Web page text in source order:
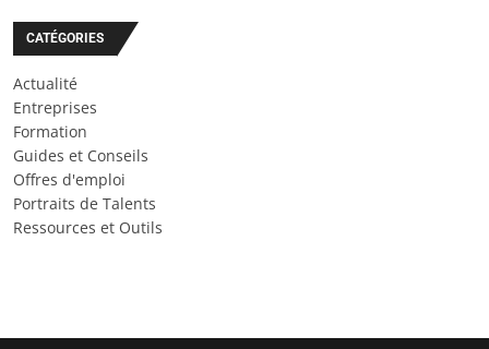
CATÉGORIES
Actualité
Entreprises
Formation
Guides et Conseils
Offres d'emploi
Portraits de Talents
Ressources et Outils